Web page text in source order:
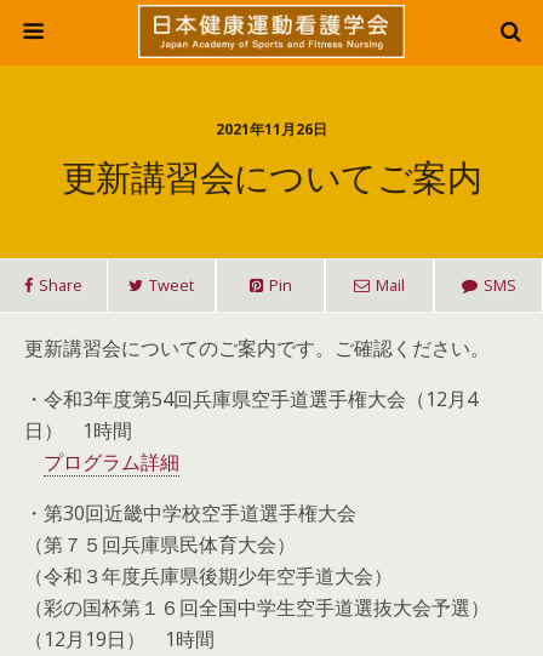
2021年11月26日
更新講習会についてご案内
Share Tweet Pin Mail SMS
更新講習会についてのご案内です。ご確認ください。
・令和3年度第54回兵庫県空手道選手権大会（12月4
日） 1時間
プログラム詳細
・第30回近畿中学校空手道選手権大会
（第７５回兵庫県民体育大会）
（令和３年度兵庫県後期少年空手道大会）
（彩の国杯第１６回全国中学生空手道選抜大会予選）
（12月19日） 1時間